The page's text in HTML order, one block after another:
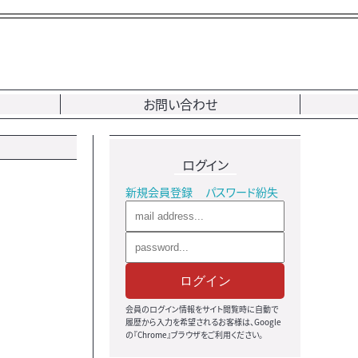
お問い合わせ
ログイン
新規会員登録 パスワード紛失
ログイン
会員のログイン情報をサイト閲覧時に自動で
履歴から入力を希望されるお客様は、Google
の『Chrome』ブラウザをご利用ください。